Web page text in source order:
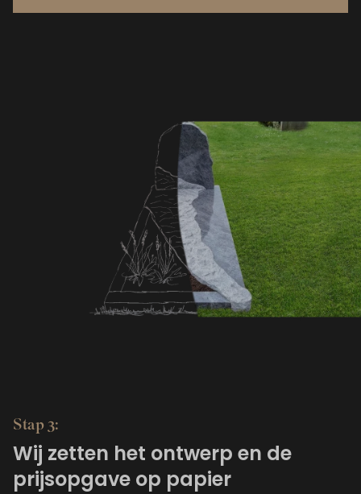
Stap 3:
Wij zetten het ontwerp en de
prijsopgave op papier